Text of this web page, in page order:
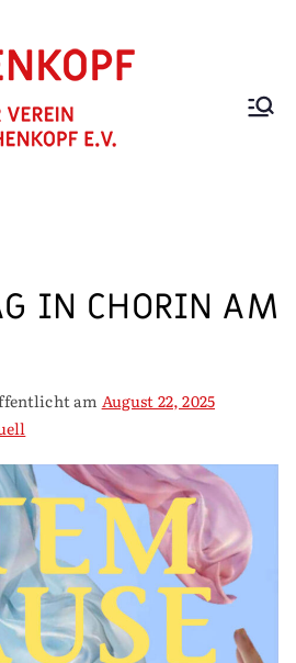
KOPF"
Trägerverei
IN CHORIN AM
am August 22, 2025